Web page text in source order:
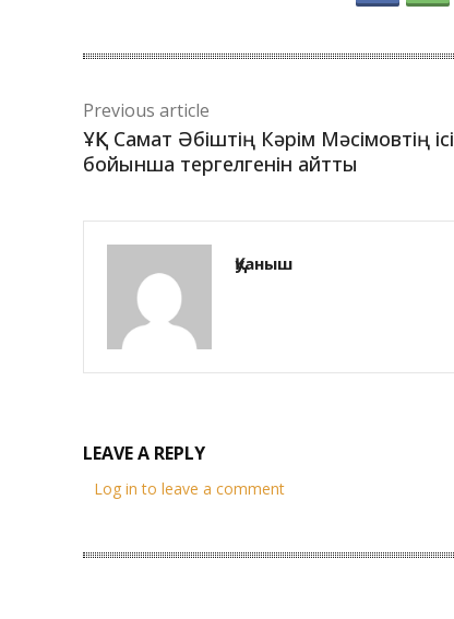
Previous article
ҰҚК Самат Әбіштің Кәрім Мәсімовтің ісі
бойынша тергелгенін айтты
Қуаныш
LEAVE A REPLY
Log in to leave a comment